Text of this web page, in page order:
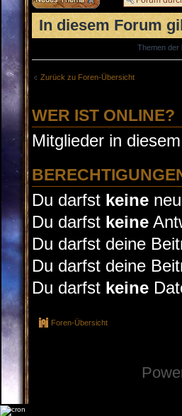
In diesem Forum
Themen der
Zurück zu Foren-Übersicht
WER IST ONLINE?
Mitglieder in
Du darfst keine
Du darfst keine
Du darfst deine
Du darfst deine
Du darfst keine
Foren-Übersicht